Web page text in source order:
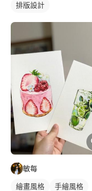
排版設計
敏每
繪畫風格
手繪風格